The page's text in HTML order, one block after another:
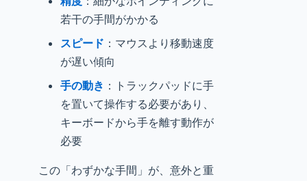
若干の手間がかかる
スピード ：マウスより移動速度
が遅い傾向
手の動き ：トラックパッドに手
を置いて操作する必要があり、
キーボードから手を離す動作が
必要
この「わずかな手間」が、意外と重